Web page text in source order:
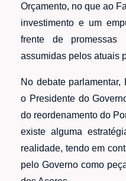
Orçamento, no que ao
investimento e um
frente de promessas
assumidas pelos atuais
No debate
o Presidente do
do reordenamento do
existe alguma
realidade, tendo em
pelo Governo como